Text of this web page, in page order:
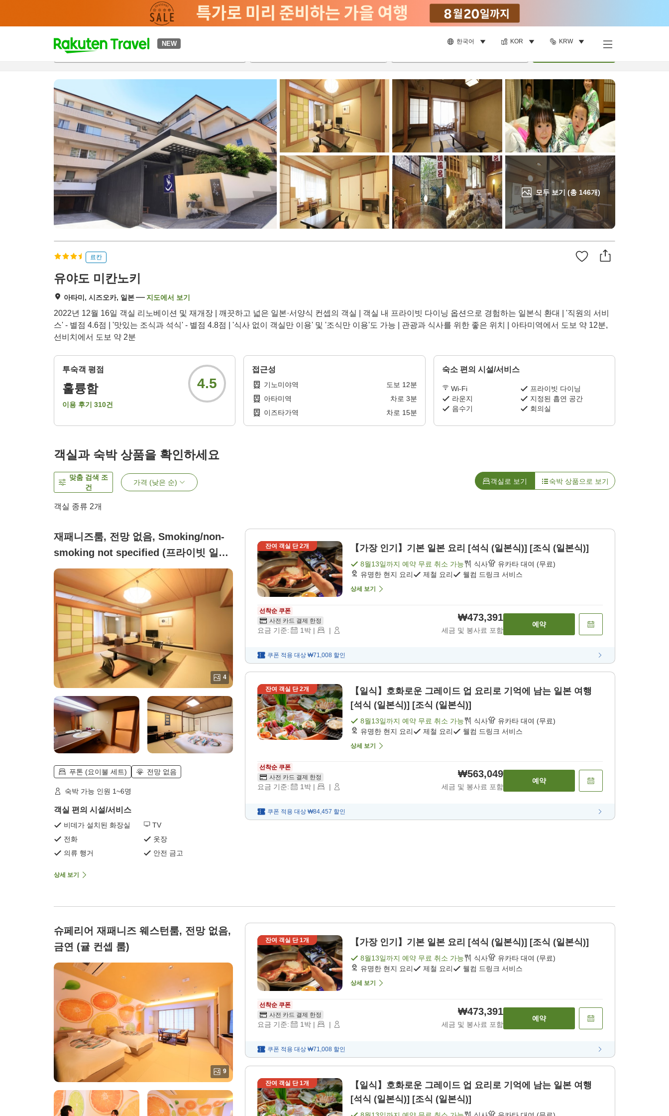
NEW 한국어 KOR KRW
t
p
a
g
e
_
s
a
r
h
모두 보기 (총 146개)
개요객실 & 숙박 상품이용 후기 편의 시설/서비스
료칸
유야도 미칸노키
아타미, 시즈오카, 일본 지도에서 보기
2022년 12월 16일 객실 리노베이션 및 재개장 | 깨끗하고 넓은 일본·서양식 컨셉의 객실 | 객실 내 프라이빗 다이닝 옵션으로 경험하는 일본식 환대 | '직원의 서비
스' - 별점 4.6점 | '맛있는 조식과 석식' - 별점 4.8점 | '식사 없이 객실만 이용' 및 '조식만 이용'도 가능 | 관광과 식사를 위한 좋은 위치 | 아타미역에서 도보 약 12분,
선비치에서 도보 약 2분
투숙객 평점
훌륭함
이용 후기 310건
4.5
접근성
기노미야역 도보 12분
아타미역
차로 3분
이즈타가역
차로 15분
숙소 편의 시설/서비스
Wi-Fi
프라이빗 다이닝
라운지
지정된 흡연 공간
음수기
회의실
객실과 숙박 상품을 확인하세요
맞춤 검색 조
건
가격 (낮은 순) 객실로 보기 숙박 상품으로 보기
객실 종류 2개
재패니즈룸, 전망 없음, Smoking/non-
smoking not specified (프라이빗 일본
식 방)
4
푸톤 (요이불 세트) 전망 없음
숙박 가능 인원 1~6명
객실 편의 시설/서비스
비데가 설치된 화장실
TV
전화
옷장
의류 행거
안전 금고
상세 보기
잔여 객실 단2개 【가장 인기】기본 일본 요리 [석식 (일본식)] [조식 (일본식)]
8월13일까지 예약 무료 취소 가능 식사
유카타 대여 (무료)
유명한 현지 요리
제철 요리 웰컴 드링크 서비스
상세 보기
선착순 쿠폰
사전 카드 결제 한정
요금 기준: 1박 | |
₩473,391
세금 및 봉사료 포함
예약
쿠폰 적용 대상 ₩71,008 할인
잔여 객실 단2개
【일식】호화로운 그레이드 업 요리로 기억에 남는 일본 여행
[석식 (일본식)] [조식 (일본식)]
8월13일까지 예약 무료 취소 가능 식사
유카타 대여 (무료)
유명한 현지 요리
제철 요리 웰컴 드링크 서비스
상세 보기
선착순 쿠폰
사전 카드 결제 한정
요금 기준: 1박 | |
₩563,049
세금 및 봉사료 포함
예약
쿠폰 적용 대상 ₩84,457 할인
슈페리어 재패니즈 웨스턴룸, 전망 없음,
금연 (귤 컨셉 룸)
9
잔여 객실 단1개 【가장 인기】기본 일본 요리 [석식 (일본식)] [조식 (일본식)]
8월13일까지 예약 무료 취소 가능 식사
유카타 대여 (무료)
유명한 현지 요리
제철 요리 웰컴 드링크 서비스
상세 보기
선착순 쿠폰
사전 카드 결제 한정
요금 기준: 1 박 | |
₩473,391
세금 및 봉사료 포함
예약
쿠폰 적용 대상 ₩71,008 할인
잔여 객실 단1개
【일식】호화로운 그레이드 업 요리로 기억에 남는 일본 여행
[석식 (일본식)] [조식 (일본식)]